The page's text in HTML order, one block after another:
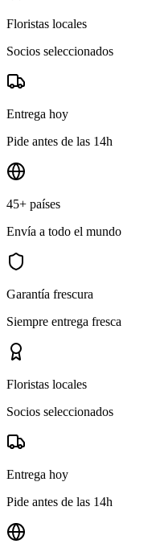
Floristas locales
Socios seleccionados
Entrega hoy
Pide antes de las 14h
45+ países
Envía a todo el mundo
Garantía frescura
Siempre entrega fresca
Floristas locales
Socios seleccionados
Entrega hoy
Pide antes de las 14h